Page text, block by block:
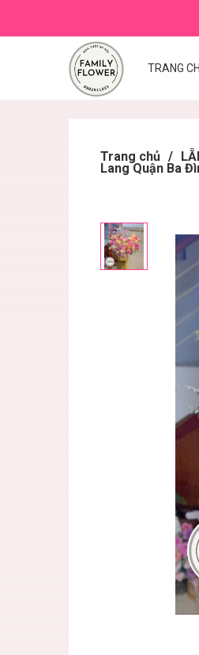
TRANG
Trang chủ /
Lang Quận Ba